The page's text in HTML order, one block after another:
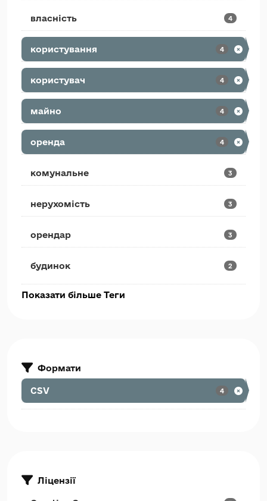
власність 4
користування 4
користувач 4
майно 4
оренда 4
комунальне 3
нерухомість 3
орендар 3
будинок 2
Показати більше Теги
Формати
CSV 4
Ліцензії